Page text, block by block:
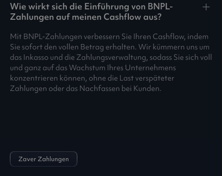
Wie wirkt sich die Einführung von BNPL-
Zahlungen auf meinen Cashflow aus?
Mit BNPL-Zahlungen verbessern Sie Ihren Cashflow, indem
Sie sofort den vollen Betrag erhalten. Wir kümmern uns um
das Inkasso und die Zahlungsverwaltung, sodass Sie sich voll
und ganz auf das Wachstum Ihres Unternehmens
konzentrieren können, ohne die Last verspäteter
Zahlungen oder das Nachfassen bei Kunden.
Zaver Zahlungen